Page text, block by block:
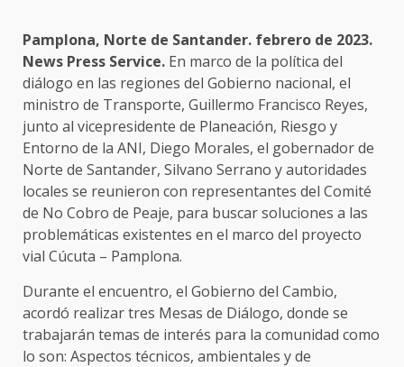
Pamplona, Norte de Santander. febrero de 2023.
News Press Service. En marco de la política del
diálogo en las regiones del Gobierno nacional, el
ministro de Transporte, Guillermo Francisco Reyes,
junto al vicepresidente de Planeación, Riesgo y
Entorno de la ANI, Diego Morales, el gobernador de
Norte de Santander, Silvano Serrano y autoridades
locales se reunieron con representantes del Comité
de No Cobro de Peaje, para buscar soluciones a las
problemáticas existentes en el marco del proyecto
vial Cúcuta – Pamplona.
Durante el encuentro, el Gobierno del Cambio,
acordó realizar tres Mesas de Diálogo, donde se
trabajarán temas de interés para la comunidad como
lo son: Aspectos técnicos, ambientales y de